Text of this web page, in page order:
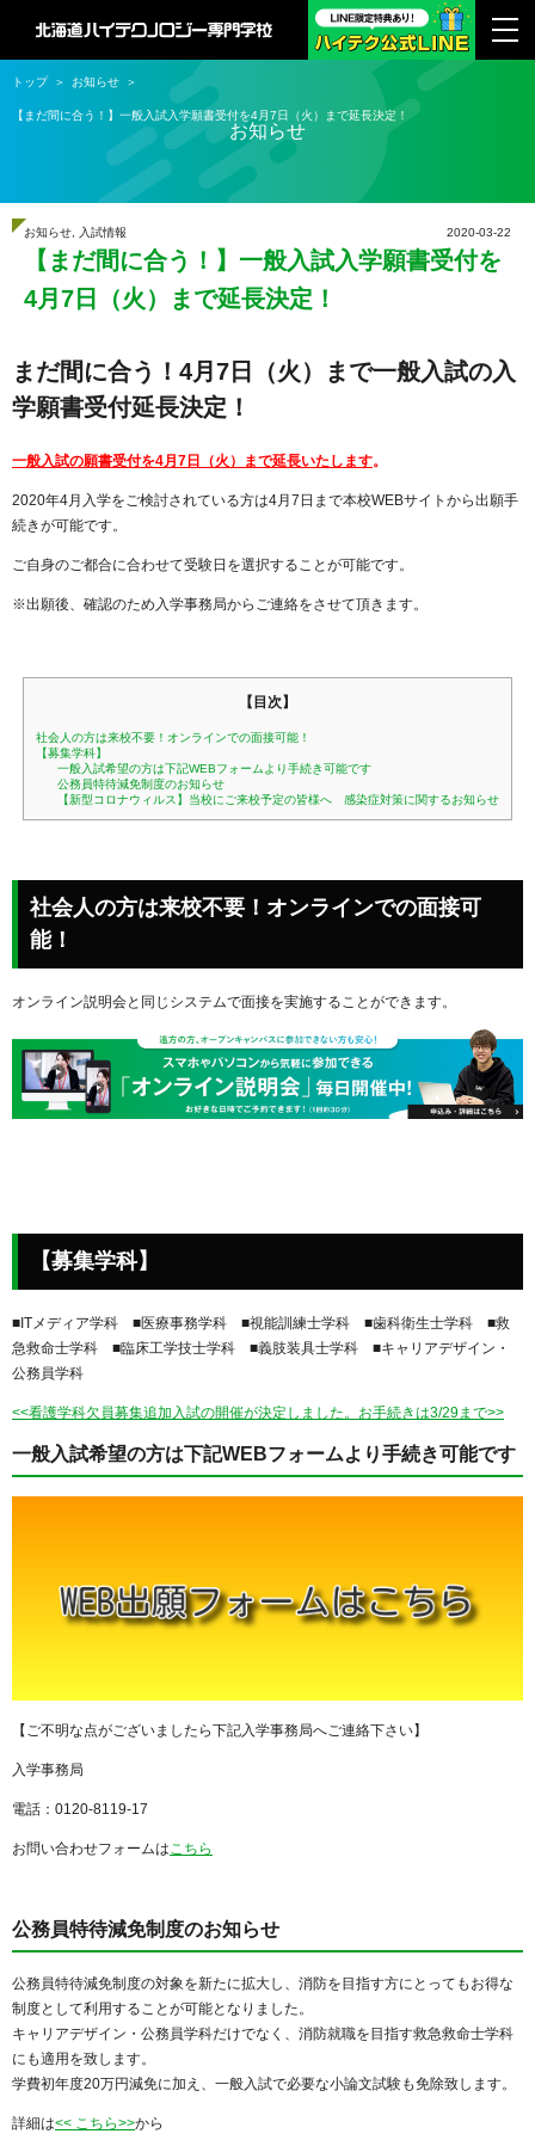
お知らせ
トップ お知らせ
【まだ間に合う！】一般入試入学願書受付を4月7日（火）まで延長決定！
2020-03-22
お知らせ 入試情報
【まだ間に合う！】一般入試入学願書受付を
4月7日（火）まで延長決定！
まだ間に合う！4月7日（火）まで一般入試の入
学願書受付延長決定！
一般入試の願書受付を4月7日（火）まで延長いたします。
2020年4月入学をご検討されている方は4月7日まで本校WEBサイトから出願手
続きが可能です。
ご自身のご都合に合わせて受験日を選択することが可能です。
※出願後、確認のため入学事務局からご連絡をさせて頂きます。
【目次】
社会人の方は来校不要！オンラインでの面接可能！
【募集学科】
一般入試希望の方は下記WEBフォームより手続き可能です
公務員特待減免制度のお知らせ
【新型コロナウィルス】当校にご来校予定の皆様へ 感染症対策に関するお知らせ
社会人の方は来校不要！オンラインでの面接可
能！
オンライン説明会と同じシステムで面接を実施することができます。
【募集学科】
■ITメディア学科 ■医療事務学科 ■視能訓練士学科 ■歯科衛生士学科 ■救
急救命士学科 ■臨床工学技士学科 ■義肢装具士学科 ■キャリアデザイン・
公務員学科
<<看護学科欠員募集追加入試の開催が決定しました。お手続きは3/29まで>>
一般入試希望の方は下記WEBフォームより手続き可能です
【ご不明な点がございましたら下記入学事務局へご連絡下さい】
入学事務局
電話：0120-8119-17
お問い合わせフォームはこちら
公務員特待減免制度のお知らせ
公務員特待減免制度の対象を新たに拡大し、消防を目指す方にとってもお得な
制度として利用することが可能となりました。
キャリアデザイン・公務員学科だけでなく、消防就職を目指す救急救命士学科
にも適用を致します。
学費初年度20万円減免に加え、一般入試で必要な小論文試験も免除致します。
詳細は<< こちら>>から